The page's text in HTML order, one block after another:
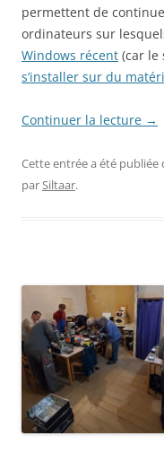
permettent de
ordinateurs sur
Windows récent (car le
s’installer sur du
Continuer la lecture →
Cette entrée a été publiée
parSiltaar.